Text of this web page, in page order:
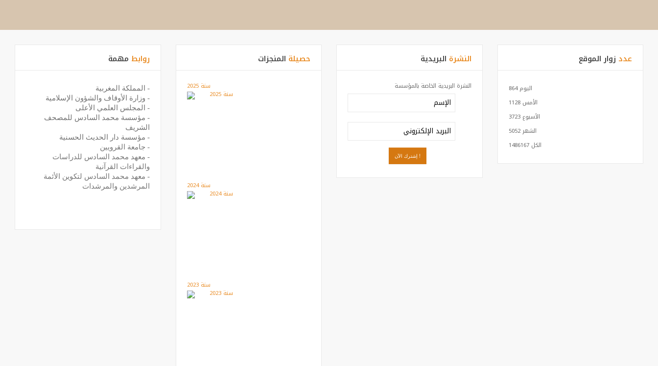
روابط مهمة
- المملكة المغربية
- وزارة الأوقاف والشؤون الإسلامية
- المجلس العلمي الأعلى
- مؤسسة محمد السادس للمصحف
الشريف
- مؤسسة دار الحديث الحسنية
- جامعة القرويين
- معهد محمد السادس للدراسات
والقراءات القرآنية
- معهد محمد السادس لتكوين الأئمة
المرشدين والمرشدات
حصيلة المنجزات
سنة 2025
سنة 2024
سنة 2023
النشرة البريدية
النشرة البريدية الخاصة بالمؤسسة
عدد زوار الموقع
اليوم864
الأمس1128
الأسبوع3723
الشهر5052
الكل1486167